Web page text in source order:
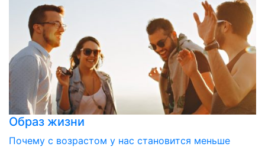
Образ жизни
Почему с возрастом у нас становится меньше